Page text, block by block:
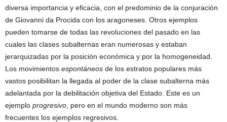
diversa importancia y eficacia, con el predominio de la conjuración
de Giovanni da Procida con los aragoneses. Otros ejemplos
pueden tomarse de todas las revoluciones del pasado en las
cuales las clases subalternas eran numerosas y estaban
jerarquizadas por la posición económica y por la homogeneidad.
Los movimientos espontáneos de los estratos populares más
vastos posibilitan la llegada al poder de la clase subalterna más
adelantada por la debilitación objetiva del Estado. Este es un
ejemplo progresivo , pero en el mundo moderno son más
frecuentes los ejemplos regresivos.